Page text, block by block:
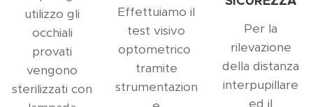
utilizzo gli
occhiali
provati
vengono
sterilizzati con
Effettuiamo il
test visivo
optometrico
tramite
strumentazion
Per la
rilevazione
della distanza
interpupillare
ed il